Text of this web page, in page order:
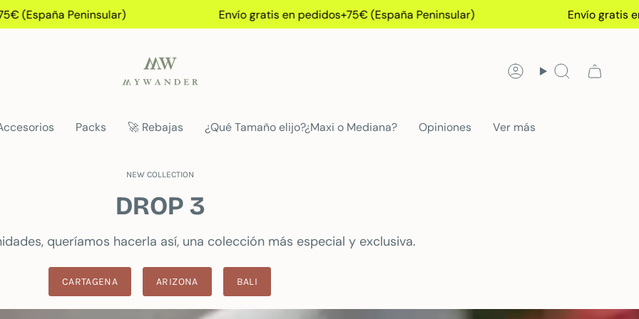
Peninsular) Envío gratis en pedidos+75€ (España Peninsular) Envío gratis en
AccountSearch
Packs 🚀 Rebajas ¿Qué Tamaño elijo?¿Maxi o Mediana? Opiniones Ver más
NEW COLLECTION
DROP 3
queríamos hacerla así, una colección más especial y exclusiva.
CARTAGENA ARIZONA BALI